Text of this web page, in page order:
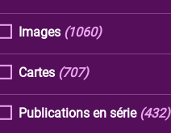
Images (1060)
Cartes (707)
Publications en série (432)